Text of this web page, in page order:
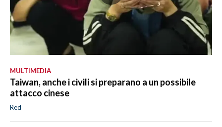
MULTIMEDIA
Taiwan, anche i civili si preparano a un possibile
attacco cinese
Red